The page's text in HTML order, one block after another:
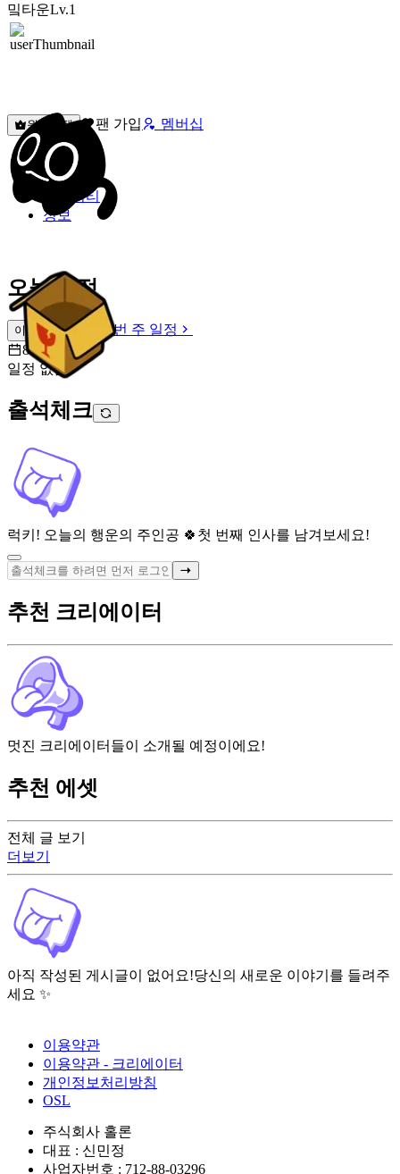
밐타운Lv.1
원픽선택 팬 가입 멤버십
밐타운
피드
커뮤니티
정보
오늘 일정
이번 주 일정
이번 주 일정
8월 8일 [토]
일정 없음
출석체크
럭키! 오늘의 행운의 주인공 🍀 첫 번째 인사를 남겨보세요!
전체 글 보기
더보기
아직 작성된 게시글이 없어요!당신의 새로운 이야기를 들려주
세요 ✨
추천 크리에이터
멋진 크리에이터들이 소개될 예정이에요!
추천 에셋
이용약관
이용약관 - 크리에이터
개인정보처리방침
OSL
주식회사 홀론
대표 : 신민정
사업자번호 : 712-88-03296